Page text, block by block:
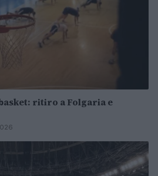
ritiro a Folgaria e